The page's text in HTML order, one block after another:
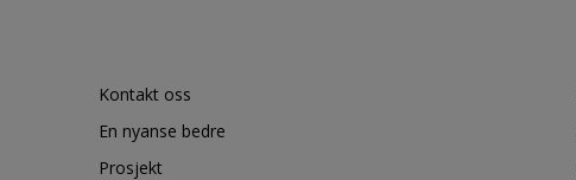
Kontakt oss
En nyanse bedre
Prosjekt